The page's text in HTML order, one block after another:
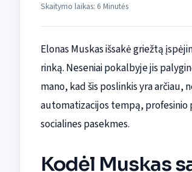
Skaitymo laikas: 6 Minutės
Elonas Muskas išsakė griežtą
rinką. Neseniai pokalbyje jis
mano, kad šis poslinkis yra
automatizacijos tempą, profesinio
socialines pasekmes.
Kodėl Muskas